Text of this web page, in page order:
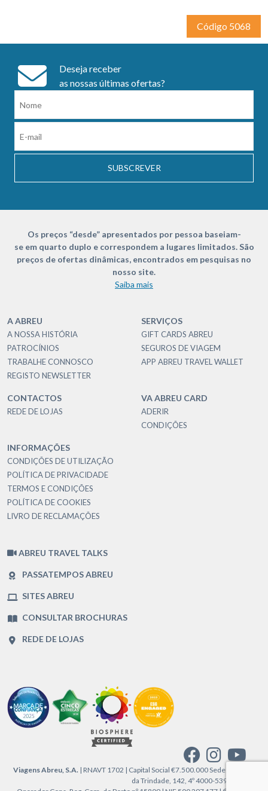
Código 5068
Deseja receber
as nossas últimas ofertas?
SUBSCREVER
Os preços “desde” apresentados por pessoa baseiam-
se em quarto duplo e correspondem a lugares limitados. São
preços de ofertas dinâmicas, encontrados em pesquisas no
nosso site.
Saiba mais
A ABREU
A NOSSA HISTÓRIA
PATROCÍNIOS
TRABALHE CONNOSCO
REGISTO NEWSLETTER
SERVIÇOS
GIFT CARDS ABREU
SEGUROS DE VIAGEM
APP ABREU TRAVEL WALLET
CONTACTOS
REDE DE LOJAS
VA ABREU CARD
ADERIR
CONDIÇÕES
INFORMAÇÕES
CONDIÇÕES DE UTILIZAÇÃO
POLÍTICA DE PRIVACIDADE
TERMOS E CONDIÇÕES
POLÍTICA DE COOKIES
LIVRO DE RECLAMAÇÕES
ABREU TRAVEL TALKS
PASSATEMPOS ABREU
SITES ABREU
CONSULTAR BROCHURAS
REDE DE LOJAS
Viagens Abreu, S.A. | RNAVT 1702 | Capital Social €7.500.000 Sede: Praça
da Trindade, 142, 4º 4000-539 Porto